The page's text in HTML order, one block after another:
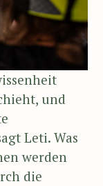
und
Leti. Was
werden
die